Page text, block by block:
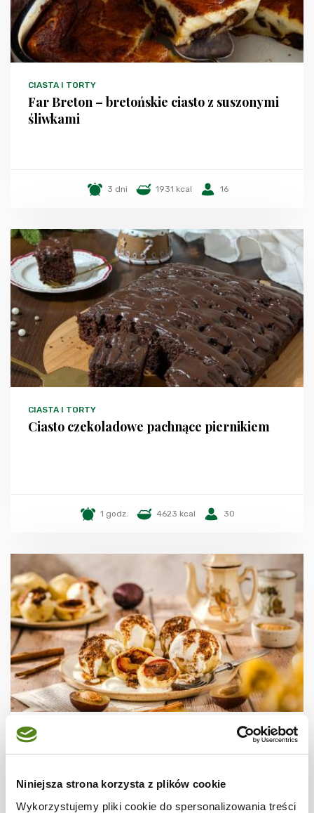
Niniejsza strona korzysta z plików cookie
Wykorzystujemy pliki cookie do spersonalizowania treści
CIASTA I TORTY
Far Breton – bretońskie ciasto z suszonymi
śliwkami
3 dni 1931 kcal 16
CIASTA I TORTY
Ciasto czekoladowe pachnące piernikiem
1 godz. 4623 kcal 30
DIETA WEGETARIAŃSKA
Knedle ze śliwkami z cynamonową bułką